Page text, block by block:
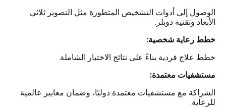
الوصول إلى أدوات التشخيص المتطورة مثل التصوير ثلاثي
الأبعاد وتقنية دوبلر.
خطط رعاية شخصية:
خطط علاج فردية بناءً على نتائج الاختبار الشاملة.
مستشفيات معتمدة:
الشراكة مع مستشفيات معتمدة دوليًا، وضمان معايير عالمية
للرعاية.